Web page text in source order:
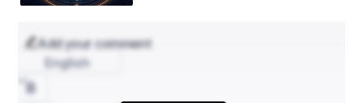
Add your comment
English